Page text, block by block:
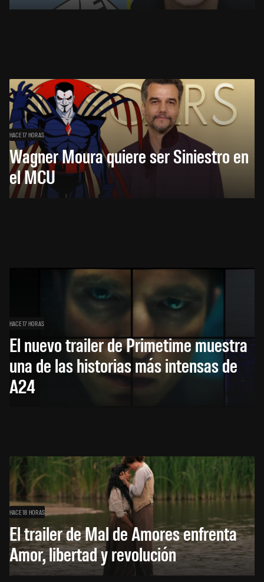
HACE 17 HORAS
Wagner Moura quiere ser Siniestro en
el MCU
HACE 17 HORAS
El nuevo trailer de Primetime muestra
una de las historias más intensas de
A24
HACE 18 HORAS
El trailer de Mal de Amores enfrenta
Amor, libertad y revolución